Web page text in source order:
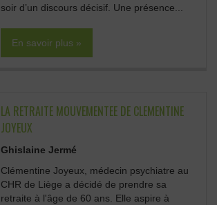
soir d’un discours décisif. Une présence...
En savoir plus »
LA RETRAITE MOUVEMENTEE DE CLEMENTINE
JOYEUX
Ghislaine Jermé
Clémentine Joyeux, médecin psychiatre au
CHR de Liège a décidé de prendre sa
retraite à l'âge de 60 ans. Elle aspire à